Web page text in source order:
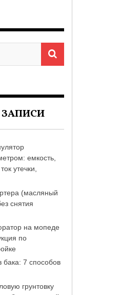
емкость,
утечки,
(масляный
снятия
на мопеде
по
бака: 7 способов
грунтовку